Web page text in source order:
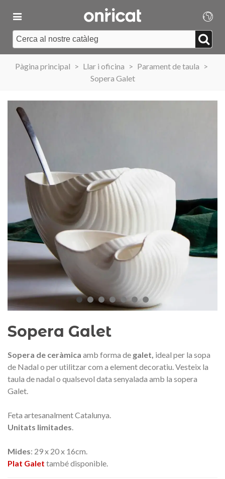
Pàgina principal > Llar i oficina > Parament de taula >
Sopera Galet
Sopera Galet
Sopera de ceràmica amb forma de galet, ideal per la sopa
de Nadal o per utilitzar com a element decoratiu. Vesteix la
taula de nadal o qualsevol data senyalada amb la sopera
Galet.
Feta artesanalment Catalunya.
Unitats limitades.
Mides: 29 x 20 x 16cm.
Plat Galet també disponible.
Medalla commemorativa Gaudí
2026 – Edició limitada
89,00 € NOVETAT
Afegir a la cistella
Motxilla Stivibags
149,00 €